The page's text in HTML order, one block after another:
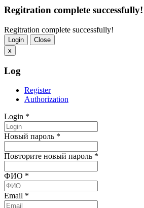
Regitration complete successfully!
Regitration complete successfully!
Login
Close
x
Log
Register
Authorization
Login *
Новый пароль *
Повторите новый пароль *
ФИО *
Email *